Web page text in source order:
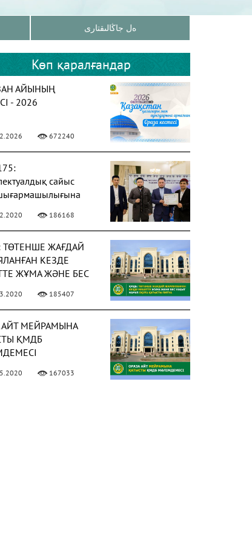
ەل جاڭالىقتارى
Көп қаралғандар
АЙЫНЫҢ
- 2026
672240
сайыс
186168
ТӨТЕНШЕ ЖАҒДАЙ
КЕЗДЕ
ЖҰМА ЖӘНЕ БЕС
ПӘТУА
185407
АЙТ МЕЙРАМЫНА
ҚМДБ
167033